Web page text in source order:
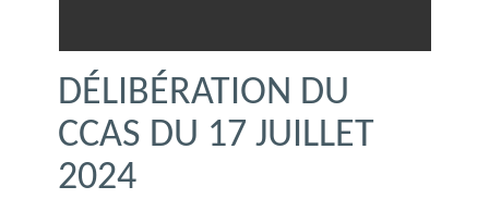
DÉLIBÉRATION DU
CCAS DU 17 JUILLET
2024